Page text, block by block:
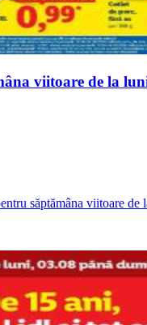
viitoare de la
săptămâna viitoare